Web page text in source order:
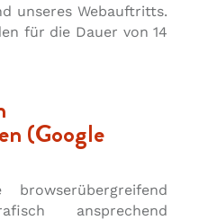
unseres Webauftritts.
für die Dauer von 14
(Google
ansprechend